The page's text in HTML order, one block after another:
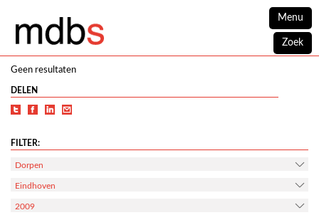
Menu
Zoek
Geen resultaten
DELEN
FILTER:
Dorpen
Eindhoven
2009